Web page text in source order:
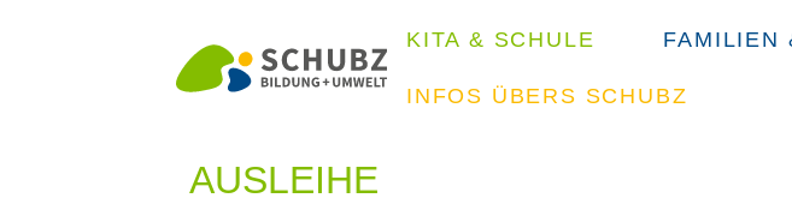
KITA & SCHULE FAMILIEN
INFOS ÜBERS SCHUBZ
AUSLEIHE